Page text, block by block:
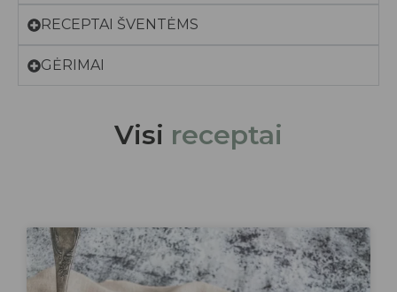
RECEPTAI ŠVENTĖMS
GĖRIMAI
Visi receptai